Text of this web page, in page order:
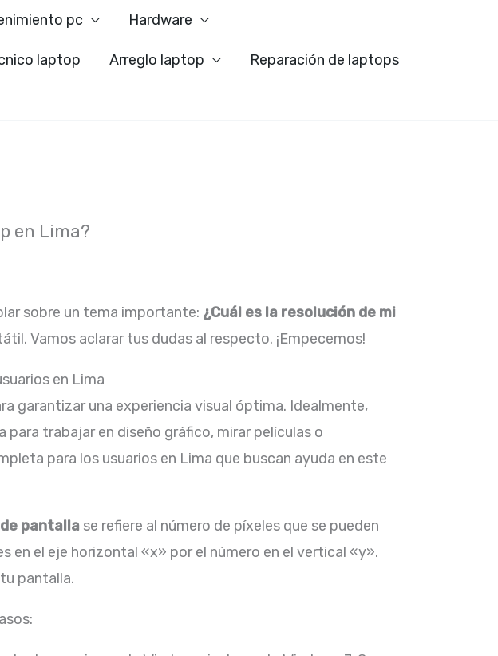
pc Hardware
laptop Arreglo laptop Reparación de laptops
en Lima?
sobre un tema importante: ¿Cuál es la resolución de mi
Vamos aclarar tus dudas al respecto. ¡Empecemos!
en Lima
garantizar una experiencia visual óptima. Idealmente,
para trabajar en diseño gráfico, mirar películas o
para los usuarios en Lima que buscan ayuda en este
pantalla se refiere al número de píxeles que se pueden
en el eje horizontal «x» por el número en el vertical «y».
pantalla.